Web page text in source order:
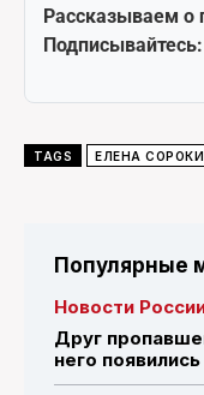
Рассказываем о
Подписывайтесь:
TAGS ЕЛЕНА
Популярные
Новости
Друг
него